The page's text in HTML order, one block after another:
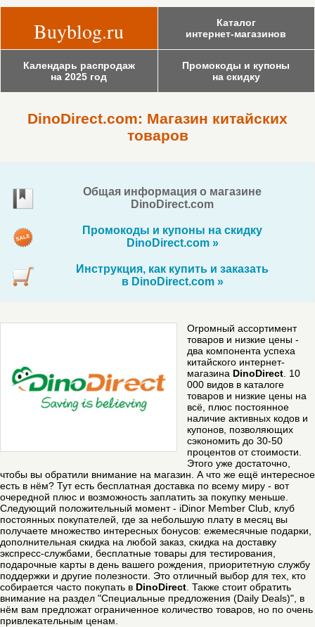
Buyblog.ru
Каталог
интернет-магазинов
Календарь распродаж
на 2025 год
Промокоды и купоны
на скидку
DinoDirect.com: Магазин китайских
товаров
Общая информация о магазине
DinoDirect.com
Промокоды и купоны на скидку
DinoDirect.com »
Инструкция, как купить и заказать
в DinoDirect.com »
Огромный ассортимент
товаров и низкие цены -
два компонента успеха
китайского интернет-
магазина DinoDirect 10
000 видов в каталоге
товаров и низкие цены на
всё, плюс постоянное
наличие активных кодов и
купонов, позволяющих
сэкономить до 30-50
процентов от стоимости.
Этого уже достаточно,
чтобы вы обратили внимание на магазин. А что же ещё интересное
есть в нём? Тут есть бесплатная доставка по всему миру - вот
очередной плюс и возможность заплатить за покупку меньше.
Следующий положительный момент - iDinor Member Club, клуб
постоянных покупателей, где за небольшую плату в месяц вы
получаете множество интересных бонусов: ежемесячные подарки,
дополнительная скидка на любой заказ, скидка на доставку
экспресс-службами, бесплатные товары для тестирования,
подарочные карты в день вашего рождения, приоритетную службу
поддержки и другие полезности. Это отличный выбор для тех, кто
собирается часто покупать в DinoDirect . Также стоит обратить
внимание на раздел "Специальные предложения (Daily Deals)", в
нём вам предложат ограниченное количество товаров, но по очень
привлекательным ценам.